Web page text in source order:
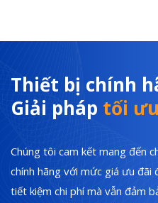
Thiết bị chính
Giải pháp tối ưu
Chúng tôi cam kết mang đến
chính hãng với mức giá ưu đãi
tiết kiệm chi phí mà vẫn đảm